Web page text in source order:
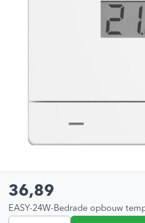
36,89
EASY-24W-Bedrade opbouw